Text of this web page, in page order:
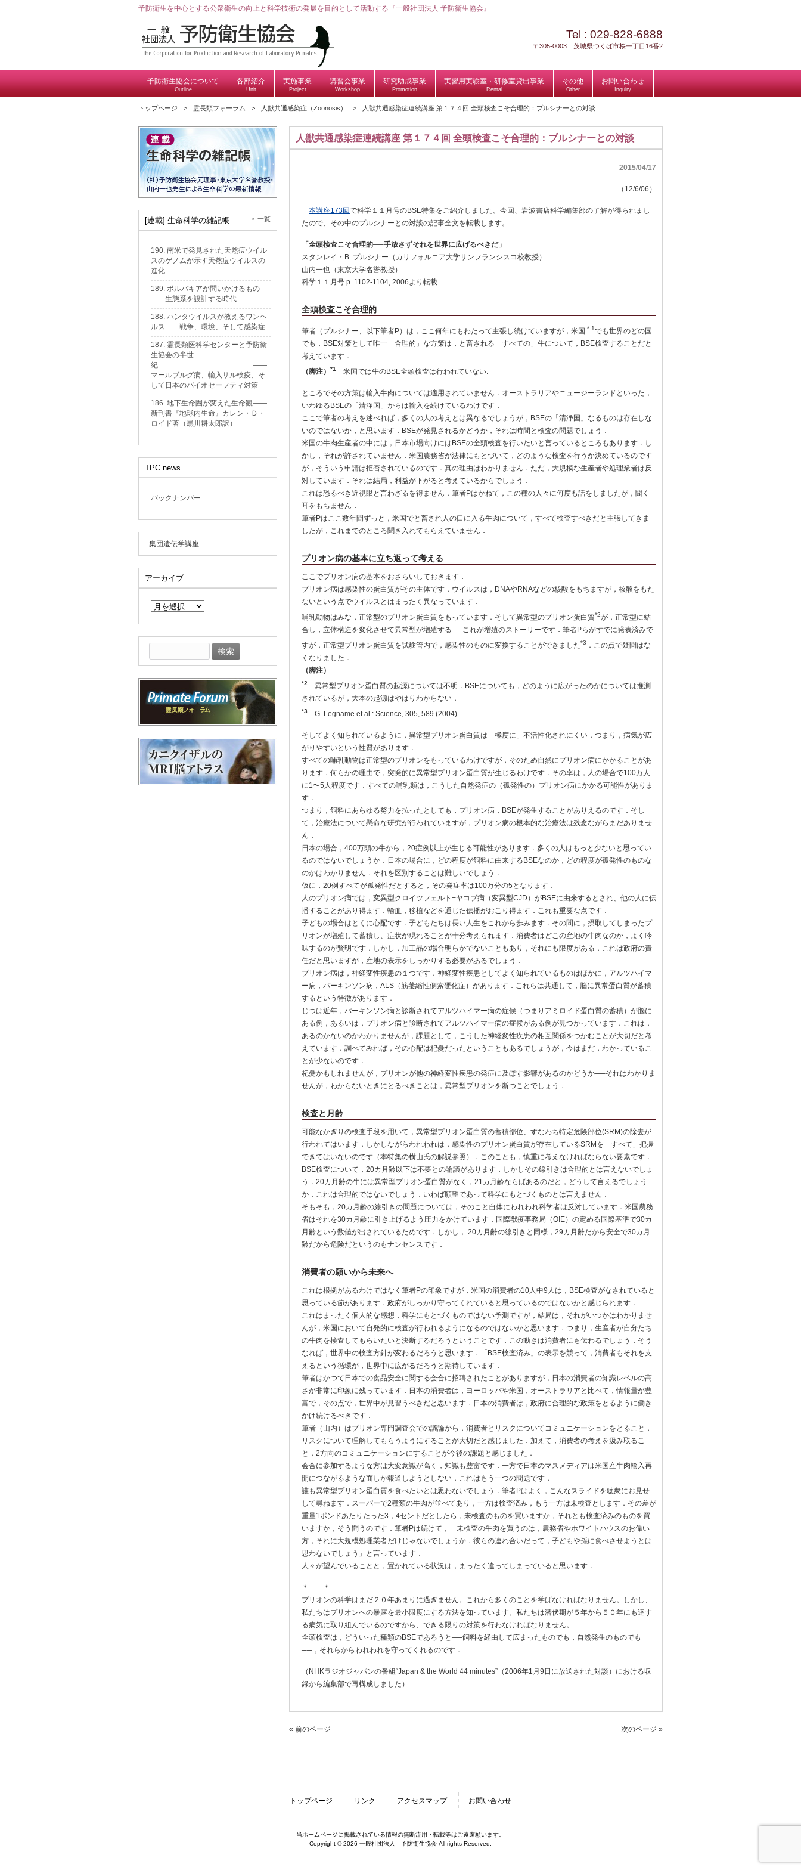
予防衛生を中心とする公衆衛生の向上と科学技術の発展を目的として活動する『一般社団法人 予防衛生協会』
Tel : 029-828-6888
〒305-0003 茨城県つくば市桜一丁目16番2
予防衛生協会について
Outline
各部紹介
Unit
実施事業
Project
講習会事業
Workshop
研究助成事業
Promotion
実習用実験室・研修室貸出事業
Rental
その他
Other
お問い合わせ
Inquiry
トップページ 霊長類フォーラム 人獣共通感染症（Zoonosis） 人獣共通感染症連続講座 第１７４回 全頭検査こそ合理的：プルシナーとの対談
人獣共通感染症連続講座 第１７４回 全頭検査こそ合理的：プルシナーとの対談
2015/04/17
（12/6/06）
本講座173回で科学１１月号のBSE特集をご紹介しました。今回、岩波書店科学編集部の了解が得られまし
たので、その中のプルシナーとの対談の記事全文を転載します。
「全頭検査こそ合理的──手放さずそれを世界に広げるべきだ」
スタンレイ・B. プルシナー（カリフォルニア大学サンフランシスコ校教授）
山内一也（東京大学名誉教授）
科学１１月号 p. 1102-1104, 2006より転載
全頭検査こそ合理的
筆者（プルシナー、以下筆者P）は，ここ何年にもわたって主張し続けていますが，米国 ＊1でも世界のどの国
でも，BSE対策として唯一「合理的」な方策は，と畜される「すべての」牛について，BSE検査することだと
考えています．
（脚注）
*1 米国では牛のBSE全頭検査は行われていない.
ところでその方策は輸入牛肉については適用されていません．オーストラリアやニュージーランドといった，
いわゆるBSEの「清浄国」からは輸入を続けているわけです．
ここで筆者の考えを述べれば，多くの人の考えとは異なるでしょうが，BSEの「清浄国」なるものは存在しな
いのではないか，と思います．BSEが発見されるかどうか，それは時間と検査の問題でしょう．
米国の牛肉生産者の中には，日本市場向けにはBSEの全頭検査を行いたいと言っているところもあります．し
かし，それが許されていません．米国農務省が法律にもとづいて，どのような検査を行うか決めているのです
が，そういう申請は拒否されているのです．真の理由はわかりません．ただ，大規模な生産者や処理業者は反
対しています．それは結局，利益が下がると考えているからでしょう．
これは恐るべき近視眼と言わざるを得ません．筆者Pはかねて，この種の人々に何度も話をしましたが，聞く
耳をもちません．
筆者Pはここ数年間ずっと，米国でと畜され人の口に入る牛肉について，すべて検査すべきだと主張してきま
したが，これまでのところ聞き入れてもらえていません．
プリオン病の基本に立ち返って考える
ここでプリオン病の基本をおさらいしておきます．
プリオン病は感染性の蛋白質がその主体です．ウイルスは，DNAやRNAなどの核酸をもちますが，核酸をもた
ないという点でウイルスとはまったく異なっています．
哺乳動物はみな，正常型のプリオン蛋白質をもっています．そして異常型のプリオン蛋白質*2が，正常型に結
合し，立体構造を変化させて異常型が増殖する──これが増殖のストーリーです．筆者Pらがすでに発表済みで
すが，正常型プリオン蛋白質を試験管内で，感染性のものに変換することができました*3 ．この点で疑問はな
くなりました．
（脚注）
*2
異常型プリオン蛋白質の起源については不明．BSEについても，どのように広がったのかについては推測
されているが，大本の起源はやはりわからない．
*3 G. Legname et al.: Science, 305, 589 (2004)
そしてよく知られているように，異常型プリオン蛋白質は「極度に」不活性化されにくい．つまり，病気が広
がりやすいという性質があります．
すべての哺乳動物は正常型のプリオンをもっているわけですが，そのため自然にプリオン病にかかることがあ
ります．何らかの理由で，突発的に異常型プリオン蛋白質が生じるわけです．その率は，人の場合で100万人
に1〜5人程度です．すべての哺乳類は，こうした自然発症の（孤発性の）プリオン病にかかる可能性がありま
す．
つまり，飼料にあらゆる努力を払ったとしても，プリオン病，BSEが発生することがありえるのです．そし
て，治療法について懸命な研究が行われていますが，プリオン病の根本的な治療法は残念ながらまだありませ
ん．
日本の場合，400万頭の牛から，20症例以上が生じる可能性があります．多くの人はもっと少ないと思ってい
るのではないでしょうか．日本の場合に，どの程度が飼料に由来するBSEなのか，どの程度が孤発性のものな
のかはわかりません．それを区別することは難しいでしょう．
仮に，20例すべてが孤発性だとすると，その発症率は100万分の5となります．
人のプリオン病では，変異型クロイツフェルト−ヤコブ病（変異型CJD）がBSEに由来するとされ、他の人に伝
播することがあり得ます．輸血，移植などを通じた伝播がおこり得ます．これも重要な点です．
子どもの場合はとくに心配です．子どもたちは長い人生をこれから歩みます．その間に，摂取してしまったプ
リオンが増殖して蓄積し、症状が現れることが十分考えられます．消費者はどこの産地の牛肉なのか，よく吟
味するのが賢明です．しかし，加工品の場合明らかでないこともあり，それにも限度がある．これは政府の責
任だと思いますが，産地の表示をしっかりする必要があるでしょう．
プリオン病は，神経変性疾患の１つです．神経変性疾患としてよく知られているものはほかに，アルツハイマ
ー病，パーキンソン病，ALS（筋萎縮性側索硬化症）があります．これらは共通して，脳に異常蛋白質が蓄積
するという特徴があります．
じつは近年，パーキンソン病と診断されてアルツハイマー病の症候（つまりアミロイド蛋白質の蓄積）が脳に
ある例，あるいは，プリオン病と診断されてアルツハイマー病の症候がある例が見つかっています．これは，
あるのかないのかわかりませんが，課題として，こうした神経変性疾患の相互関係をつかむことが大切だと考
えています．調べてみれば，その心配は杞憂だったということもあるでしょうが，今はまだ，わかっているこ
とが少ないのです．
杞憂かもしれませんが，プリオンが他の神経変性疾患の発症に及ぼす影響があるのかどうか──それはわかりま
せんが，わからないときにとるべきことは，異常型プリオンを断つことでしょう．
検査と月齢
可能なかぎりの検査手段を用いて，異常型プリオン蛋白質の蓄積部位、すなわち特定危険部位(SRM)の除去が
行われてはいます．しかしながらわれわれは，感染性のプリオン蛋白質が存在しているSRMを「すべて」把握
できてはいないのです（本特集の横山氏の解説参照）．このことも，慎重に考えなければならない要素です．
BSE検査について，20カ月齢以下は不要との論議があります．しかしその線引きは合理的とは言えないでしょ
う．20カ月齢の牛には異常型プリオン蛋白質がなく，21カ月齢ならばあるのだと，どうして言えるでしょう
か．これは合理的ではないでしょう．いわば願望であって科学にもとづくものとは言えません．
そもそも，20カ月齢の線引きの問題については，そのこと自体にわれわれ科学者は反対しています．米国農務
省はそれを30カ月齢に引き上げるよう圧力をかけています．国際獣疫事務局（OIE）の定める国際基準で30カ
月齢という数値が出されているためです．しかし， 20カ月齢の線引きと同様，29カ月齢だから安全で30カ月
齢だから危険だというのもナンセンスです．
消費者の願いから未来へ
これは根拠があるわけではなく筆者Pの印象ですが，米国の消費者の10人中9人は，BSE検査がなされていると
思っている節があります．政府がしっかり守ってくれていると思っているのではないかと感じられます．
これはまったく個人的な感想，科学にもとづくものではない予測ですが，結局は，それがいつかはわかりませ
んが，米国において自発的に検査が行われるようになるのではないかと思います．つまり，生産者が自分たち
の牛肉を検査してもらいたいと決断するだろうということです．この動きは消費者にも伝わるでしょう．そう
なれば，世界中の検査方針が変わるだろうと思います．「BSE検査済み」の表示を競って，消費者もそれを支
えるという循環が，世界中に広がるだろうと期待しています．
筆者はかつて日本での食品安全に関する会合に招聘されたことがありますが，日本の消費者の知識レベルの高
さが非常に印象に残っています．日本の消費者は，ヨーロッパや米国，オーストラリアと比べて，情報量が豊
富で，その点で，世界中が見習うべきだと思います．日本の消費者は，政府に合理的な政策をとるように働き
かけ続けるべきです．
筆者（山内）はプリオン専門調査会での議論から，消費者とリスクについてコミュニケーションをとること，
リスクについて理解してもらうようにすることが大切だと感じました．加えて，消費者の考えを汲み取るこ
と，2方向のコミュニケーションにすることが今後の課題と感じました．
会合に参加するような方は大変意識が高く，知識も豊富です．一方で日本のマスメディアは米国産牛肉輸入再
開につながるような面しか報道しようとしない．これはもう一つの問題です．
誰も異常型プリオン蛋白質を食べたいとは思わないでしょう．筆者Pはよく，こんなスライドを聴衆にお見せ
して尋ねます．スーパーで2種類の牛肉が並べてあり，一方は検査済み，もう一方は未検査とします．その差が
重量1ポンドあたりたった3，4セントだとしたら，未検査のものを買いますか，それとも検査済みのものを買
いますか，そう問うのです．筆者Pは続けて，「未検査の牛肉を買うのは，農務省やホワイトハウスのお偉い
方，それに大規模処理業者だけじゃないでしょうか．彼らの連れ合いだって，子どもや孫に食べさせようとは
思わないでしょう」と言っています．
人々が望んでいることと，置かれている状況は，まったく違ってしまっていると思います．
＊ ＊
プリオンの科学はまだ２０年あまりに過ぎません。これから多くのことを学ばなければなりません。しかし、
私たちはプリオンへの暴露を最小限度にする方法を知っています。私たちは潜伏期が５年から５０年にも達す
る病気に取り組んでいるのですから、できる限りの対策を行わなければなりません。
全頭検査は，どういった種類のBSEであろうと──飼料を経由して広まったものでも，自然発生のものでも
──，それらからわれわれを守ってくれるのです．
（NHKラジオジャパンの番組“Japan & the World 44 minutes”（2006年1月9日に放送された対談）における収
録から編集部で再構成しました）
« 前のページ 次のページ »
[連載] 生命科学の雑記帳 一覧
190. 南米で発見された天然痘ウイル
スのゲノムが示す天然痘ウイルスの
進化
189. ボルバキアが問いかけるもの
——生態系を設計する時代
188. ハンタウイルスが教えるワンヘ
ルス——戦争、環境、そして感染症
187. 霊長類医科学センターと予防衛
生協会の半世
紀 ——
マールブルグ病、輸入サル検疫、そ
して日本のバイオセーフティ対策
186. 地下生命圏が変えた生命観——
新刊書『地球内生命』カレン・Ｄ・
ロイド著（黒川耕太郎訳）
TPC news
バックナンバー
集団遺伝学講座
アーカイブ
イ
ブ
索:
トップページ リンク アクセスマップ お問い合わせ
当ホームページに掲載されている情報の無断流用・転載等はご遠慮願います。
Copyright © 2026 一般社団法人 予防衛生協会 All rights Reserved.